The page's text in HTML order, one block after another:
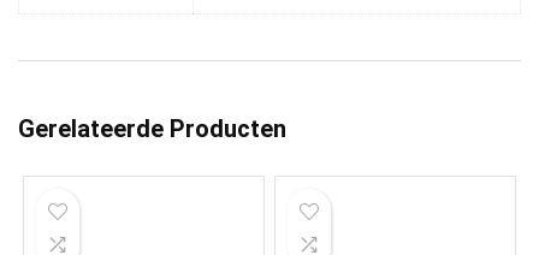
Gerelateerde Producten